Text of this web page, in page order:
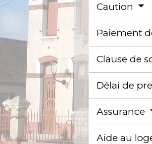
Caution
Paiement
Clause de
Délai de
Assurance
Aide au